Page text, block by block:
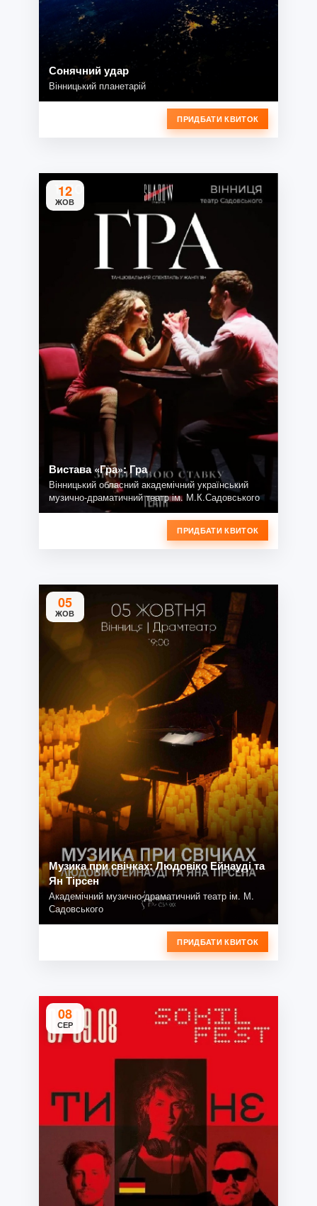
Сонячний удар
Вінницький планетарій
ПРИДБАТИ КВИТОК
12
ЖОВ
Вистава «Гра»: Гра
Вінницький обласний академічний український
музично-драматичний театр ім. М.К.Садовського
ПРИДБАТИ КВИТОК
05
ЖОВ
Музика при свічках: Людовіко Ейнауді та
Ян Тірсен
Академічний музично-драматичний театр ім. М.
Садовського
ПРИДБАТИ КВИТОК
08
СЕР